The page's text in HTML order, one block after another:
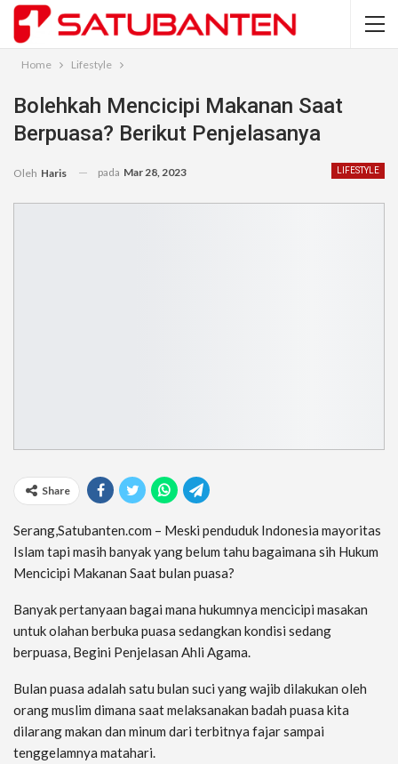
Home Lifestyle
Bolehkah Mencicipi Makanan Saat
Berpuasa? Berikut Penjelasanya
LIFESTYLE
Oleh Haris pada Mar 28, 2023
Share
Serang,Satubanten.com – Meski penduduk Indonesia mayoritas
Islam tapi masih banyak yang belum tahu bagaimana sih Hukum
Mencicipi Makanan Saat bulan puasa?
Banyak pertanyaan bagai mana hukumnya mencicipi masakan
untuk olahan berbuka puasa sedangkan kondisi sedang
berpuasa, Begini Penjelasan Ahli Agama.
Bulan puasa adalah satu bulan suci yang wajib dilakukan oleh
orang muslim dimana saat melaksanakan badah puasa kita
dilarang makan dan minum dari terbitnya fajar sampai
tenggelamnya matahari.